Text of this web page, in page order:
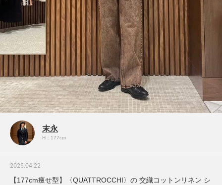
末永
H：177cm
2025.04.22
【177cm痩せ型】〈QUATTROCCHI〉の 交織コットンリネン シ